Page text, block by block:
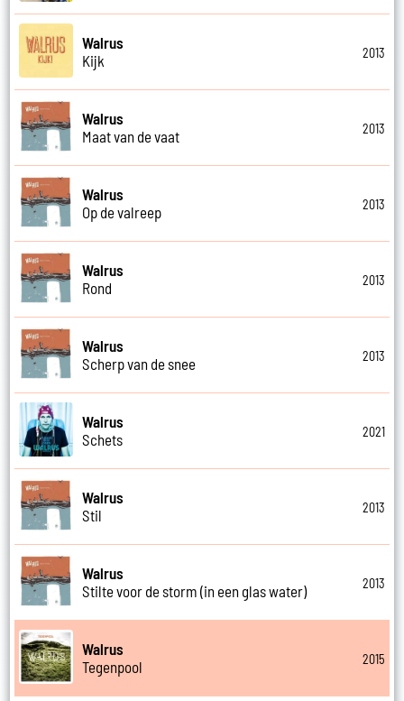
Walrus
Kijk
2013
Walrus
Maat van de vaat
2013
Walrus
Op de valreep
2013
Walrus
Rond
2013
Walrus
Scherp van de snee
2013
Walrus
Schets
2021
Walrus
Stil
2013
Walrus
Stilte voor de storm (in een glas water)
2013
Walrus
Tegenpool
2015